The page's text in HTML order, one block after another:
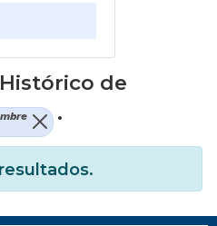
de
.